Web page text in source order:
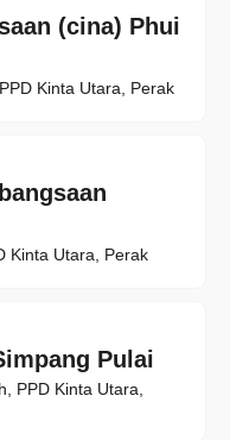
(cina) Phui
Kinta Utara, Perak
Kinta Utara, Perak
Pulai
PPD Kinta Utara,